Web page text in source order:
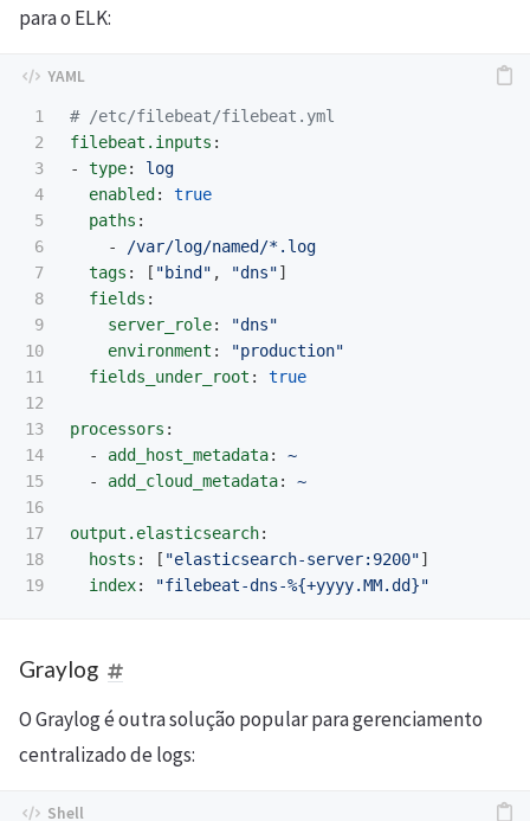
para o ELK:
1
2
3
4
5
6
7
8
9
10
11
12
13
14
15
16
17
18
# /etc/filebeat/filebeat.yml
filebeat.inputs :
-
type:
log
enabled :
true
paths :
-
/var/log/named/*.log
tags : [ "bind" , "dns"]
fields :
server_role: "dns"
environment : "production"
fields_under_root : true
processors :
-
add_host_metadata:
~
-
add_cloud_metadata: ~
output.elasticsearch:
hosts : [ "elasticsearch-server:9200"]
index: "filebeat-dns-%{+yyyy.MM.dd}"
Graylog
O Graylog é outra solução popular para gerenciamento
centralizado de logs: